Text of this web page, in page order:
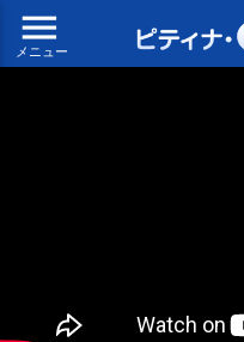
menu
メニュー